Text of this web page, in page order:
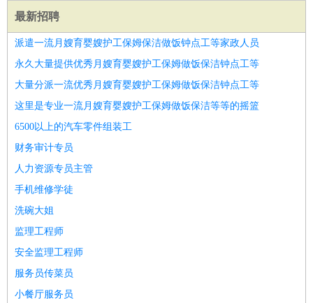
最新招聘
派遣一流月嫂育婴嫂护工保姆保洁做饭钟点工等家政人员
永久大量提供优秀月嫂育婴嫂护工保姆做饭保洁钟点工等
大量分派一流优秀月嫂育婴嫂护工保姆做饭保洁钟点工等
这里是专业一流月嫂育婴嫂护工保姆做饭保洁等等的摇篮
6500以上的汽车零件组装工
财务审计专员
人力资源专员主管
手机维修学徒
洗碗大姐
监理工程师
安全监理工程师
服务员传菜员
小餐厅服务员